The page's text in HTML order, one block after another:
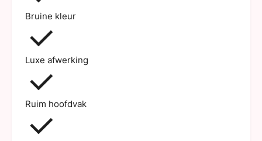
Bruine kleur
Luxe afwerking
Ruim hoofdvak